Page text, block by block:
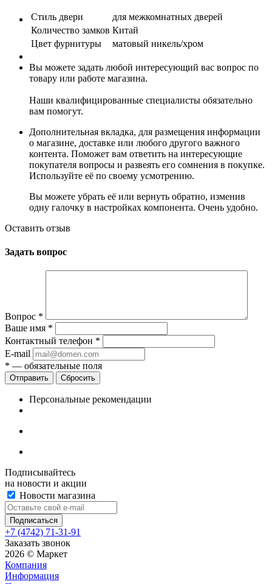
Стиль двери
для межкомнатных дверей
Количество замков Китай
Цвет фурнитуры
матовый никель/хром
Вы можете задать любой интересующий вас вопрос по
товару или работе магазина.
Наши квалифицированные специалисты обязательно
вам помогут.
Дополнительная вкладка, для размещения информации
о магазине, доставке или любого другого важного
контента. Поможет вам ответить на интересующие
покупателя вопросы и развеять его сомнения в покупке.
Используйте её по своему усмотрению.
Вы можете убрать её или вернуть обратно, изменив
одну галочку в настройках компонента. Очень удобно.
Оставить отзыв
Задать вопрос
Вопрос *
Ваше имя *
Контактный телефон *
E-mail
* — обязательные поля
Сбросить
Персональные рекомендации
Подписывайтесь
на новости и акции
Новости магазина
+7 (4742) 71-31-91
Заказать звонок
2026 © Маркет
Компания
Информация